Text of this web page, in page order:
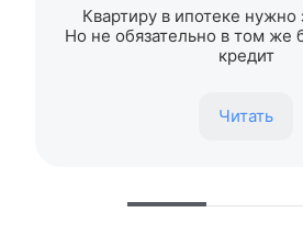
Квартиру в ипотеке нужно
Но не обязательно в том же
кредит
Читать